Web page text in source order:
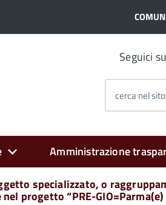
Seguici su
cerca nel sito
Amministrazione
specializzato, o
progetto “PRE-GIO=Parma(e)